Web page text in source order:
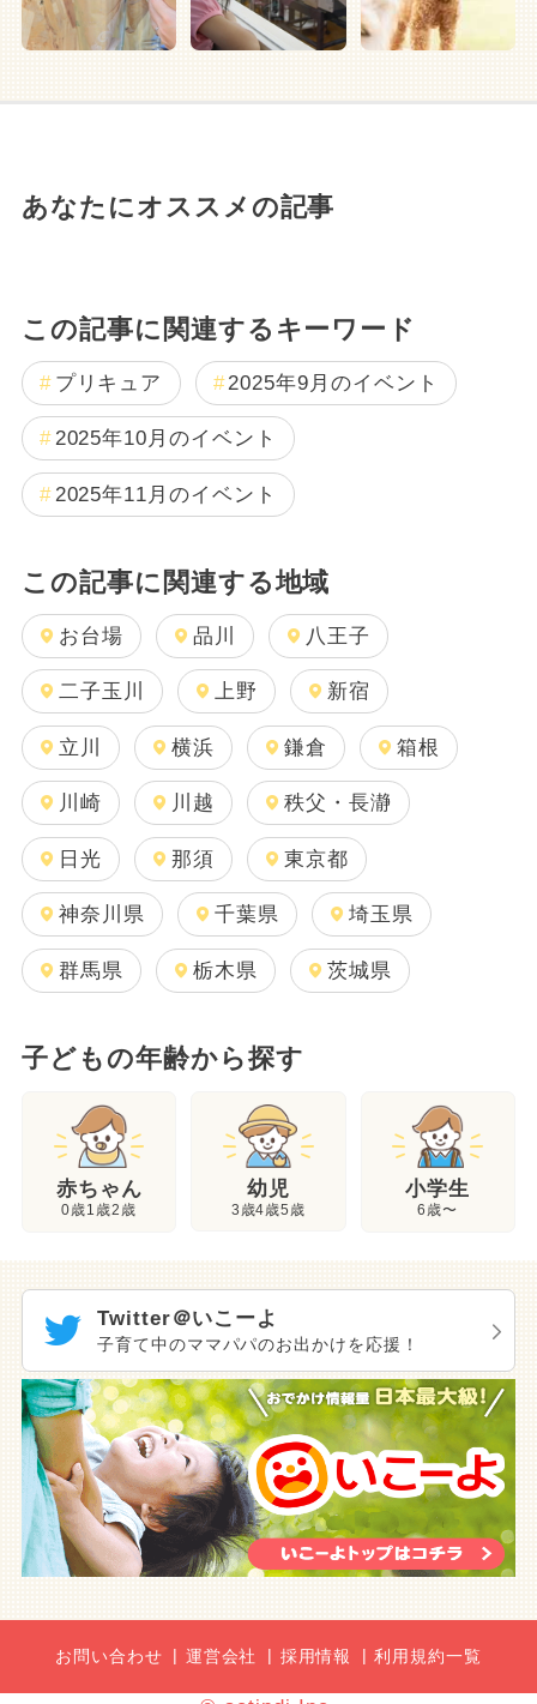
あなたにオススメの記事
この記事に関連するキーワード
プリキュア 2025年9月のイベント
2025年10月のイベント
2025年11月のイベント
この記事に関連する地域
お台場 品川 八王子
二子玉川 上野 新宿
立川 横浜 鎌倉 箱根
川崎 川越 秩父・長瀞
日光 那須 東京都
神奈川県 千葉県 埼玉県
群馬県 栃木県 茨城県
子どもの年齢から探す
赤ちゃん
0歳1歳2歳
幼児
3歳4歳5歳
小学生
6歳〜
Twitter＠いこーよ
子育て中のママパパのお出かけを応援！
お問い合わせ 運営会社 採用情報 利用規約一覧